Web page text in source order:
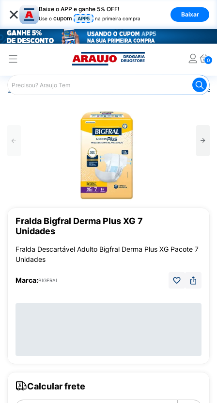
× Baixe o APP e ganhe 5% OFF!
Use o cupom APP5 na primeira compra
Baixar
0
Araujo Saúde e Bem Estar Fralda
Fralda Bigfral Derma Plus XG 7
Unidades
Fralda Descartável Adulto Bigfral Derma Plus XG Pacote 7
Unidades
Marca:BIGFRAL
Calcular frete